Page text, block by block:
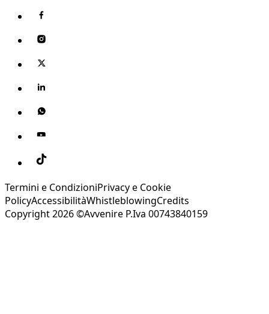
Termini e CondizioniPrivacy e Cookie
PolicyAccessibilitàWhistleblowingCredits
Copyright 2026 ©Avvenire P.Iva 00743840159